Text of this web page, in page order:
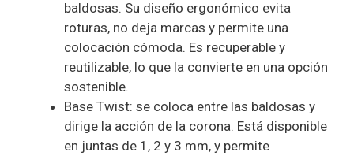
baldosas. Su diseño ergonómico evita
roturas, no deja marcas y permite una
colocación cómoda. Es recuperable y
reutilizable, lo que la convierte en una opción
sostenible.
Base Twist: se coloca entre las baldosas y
dirige la acción de la corona. Está disponible
en juntas de 1, 2 y 3 mm, y permite